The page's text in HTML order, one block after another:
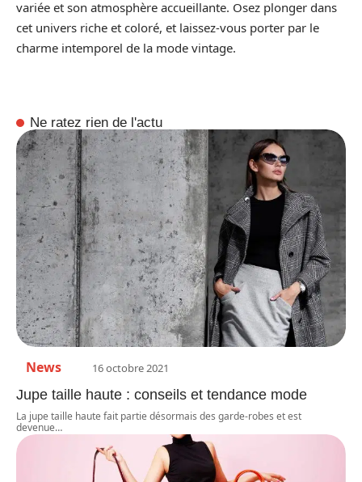
variée et son atmosphère accueillante. Osez plonger dans
cet univers riche et coloré, et laissez-vous porter par le
charme intemporel de la mode vintage.
Ne ratez rien de l'actu
News 16 octobre 2021
Jupe taille haute : conseils et tendance mode
La jupe taille haute fait partie désormais des garde-robes et est
devenue…